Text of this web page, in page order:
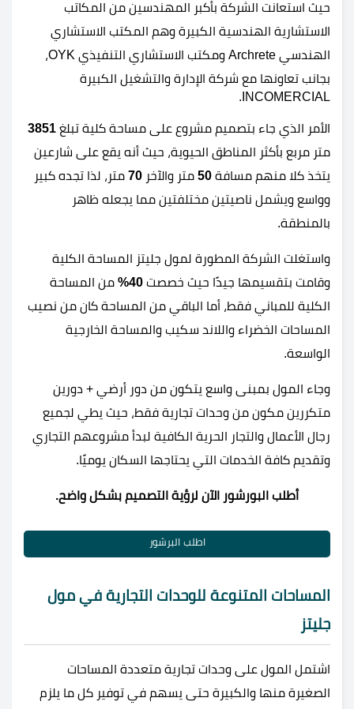
حيث استعانت الشركة بأكبر المهندسين من المكاتب
الاستشارية الهندسية الكبيرة وهم المكتب الاستشاري
الهندسي Archrete ومكتب الاستشاري التنفيذي OYK،
بجانب تعاونها مع شركة الإدارة والتشغيل الكبيرة
INCOMERCIAL.
الأمر الذي جاء بتصميم مشروع على مساحة كلية تبلغ 3851
متر مربع بأكثر المناطق الحيوية، حيث أنه يقع على شارعين
يتخذ كلا منهم مسافة 50 متر والآخر 70 متر، لذا تجده كبير
وواسع ويشمل ناصيتين مختلفتين مما يجعله ظاهر
بالمنطقة.
واستغلت الشركة المطورة لمول جليتز المساحة الكلية
وقامت بتقسيمها جيدًا حيث خصصت 40%
من المساحة
الكلية للمباني فقط، أما الباقي من المساحة كان من نصيب
المساحات الخضراء واللاند سكيب والمساحة الخارجية
الواسعة.
وجاء المول بمبنى واسع يتكون من دور أرضي + دورين
متكررين مكون من وحدات تجارية فقط، حيث يطي لجميع
رجال الأعمال والتجار الحرية الكافية لبدأ مشروعهم التجاري
وتقديم كافة الخدمات التي يحتاجها السكان يوميًا.
أطلب البورشور الآن لرؤية التصميم بشكل واضح.
اطلب البرشور
المساحات المتنوعة للوحدات التجارية في مول
جليتز
اشتمل المول على وحدات تجارية متعددة المساحات
الصغيرة منها والكبيرة حتى يسهم في توفير كل ما يلزم